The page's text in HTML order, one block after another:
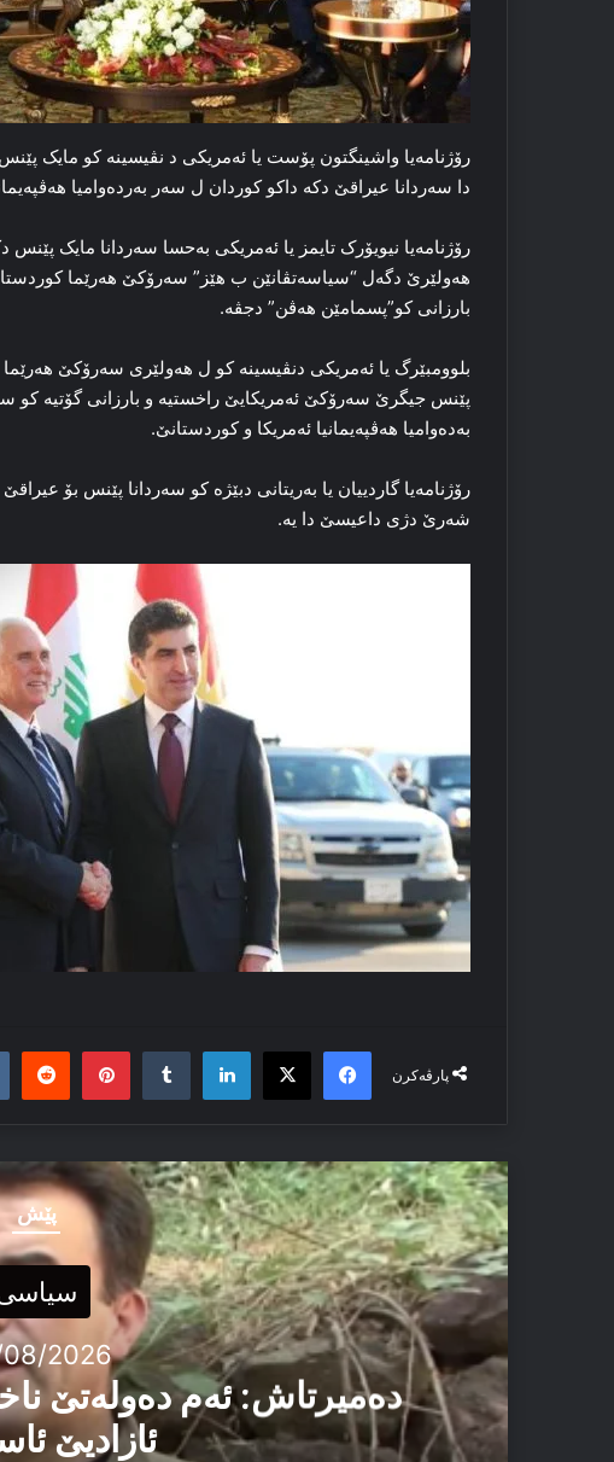
رۆژنامەیا واشینگتون پۆست یا ئەمریکی د نڤیسینە کو مایک
دا سەردانا عیراقێ دکە داکو کوردان ل سەر بەردەوامیا
رۆژنامەیا نیویۆرک تایمز یا ئەمریکی بەحسا سەردانا مایک
هەولێرێ دگەل “سیاسەتڤانێن ب هێز” سەرۆکێ هەرێما
بارزانی کو”پسمامێن هەڤن” دجڤە.
بلوومبێرگ یا ئەمریکی دنڤیسینە کو ل هەولێری سەرۆکێ
پێنس جیگرێ سەرۆکێ ئەمریکایێ راخستیە و بارزانی گۆتیە کو
بەدەوامیا هەڤپەیمانیا ئەمریکا و کوردستانێ.
رۆژنامەیا گاردییان یا بەریتانی دبێژە کو سەردانا پێنس بۆ
شەرێ دژی داعیسێ دا یە.
پارڤەکرن
Facebook
X
LinkedIn
Tumblr
پێش
2026
دەمیرتاش: ئەم دەولەتێ
ئازادیێ